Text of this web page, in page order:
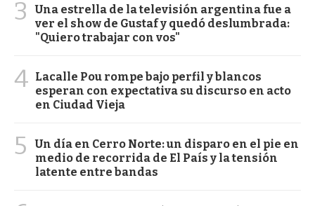
3
Una estrella de la televisión argentina fue a
ver el show de Gustaf y quedó deslumbrada:
"Quiero trabajar con vos"
4 Lacalle Pou rompe bajo perfil y blancos
esperan con expectativa su discurso en acto
en Ciudad Vieja
5
Un día en Cerro Norte: un disparo en el pie en
medio de recorrida de El País y la tensión
latente entre bandas